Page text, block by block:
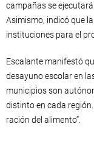
campañas se
Asimismo, indicó que
instituciones para el
Escalante manifestó
desayuno escolar en
municipios son
distinto en cada
ración del alimento”.